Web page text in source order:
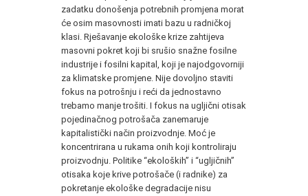
zadatku donošenja potrebnih promjena morat
će osim masovnosti imati bazu u radničkoj
klasi. Rješavanje ekološke krize zahtijeva
masovni pokret koji bi srušio snažne fosilne
industrije i fosilni kapital, koji je najodgovorniji
za klimatske promjene. Nije dovoljno staviti
fokus na potrošnju i reći da jednostavno
trebamo manje trošiti. I fokus na ugljični otisak
pojedinačnog potrošača zanemaruje
kapitalistički način proizvodnje. Moć je
koncentrirana u rukama onih koji kontroliraju
proizvodnju. Politike “ekoloških” i “ugljičnih”
otisaka koje krive potrošače (i radnike) za
pokretanje ekološke degradacije nisu